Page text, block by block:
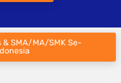
& SMA/MA/SMK Se-